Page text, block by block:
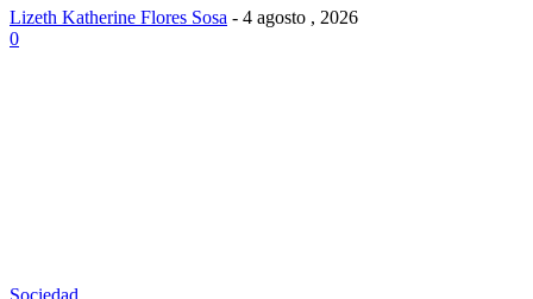
Lizeth Katherine Flores Sosa - 4 agosto , 2026
0
Sociedad